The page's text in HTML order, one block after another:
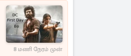
8 மணி நேரம் முன்